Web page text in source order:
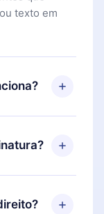
texto em
a
motivo
basta
receberá
partir do
se